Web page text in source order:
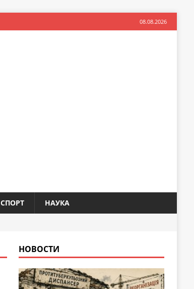
08.08.2026
СПОРТ НАУКА
НОВОСТИ